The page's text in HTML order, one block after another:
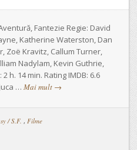
Fantezie Regie: David
Katherine Waterston, Dan
Zoë Kravitz, Callum Turner,
Nadylam, Kevin Guthrie,
h. 14 min. Rating IMDB: 6.6
… Mai mult →
/ S.F. , Filme